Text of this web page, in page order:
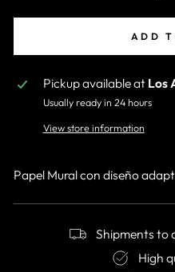
ADD
Pickup available at Los
Usually ready in 24 hours
View store information
Papel Mural con diseño
Shipments to
High